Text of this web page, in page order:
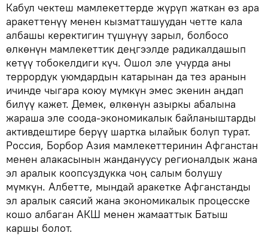
Кабул чектеш мамлекеттерде жүрүп жаткан өз ара
аракеттенүү менен кызматташуудан четте кала
албашы керектигин түшүнүү зарыл, болбосо
өлкөнүн мамлекеттик деңгээлде радикалдашып
кетүү тобокелдиги күч. Ошол эле учурда аны
террордук уюмдардын катарынан да тез аранын
ичинде чыгара коюу мүмкүн эмес экенин аңдап
билүү кажет. Демек, өлкөнүн азыркы абалына
жараша эле соода-экономикалык байланыштарды
активдештире берүү шартка ылайык болуп турат.
Россия, Борбор Азия мамлекеттеринин Афганстан
менен алакасынын жандануусу регионалдык жана
эл аралык коопсуздукка чоң салым болушу
мүмкүн. Албетте, мындай аракетке Афганстанды
эл аралык саясий жана экономикалык процесске
кошо албаган АКШ менен жамааттык Батыш
каршы болот.